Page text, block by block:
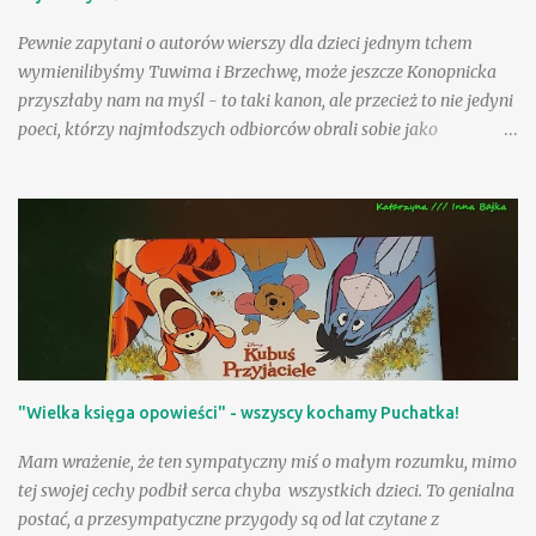
Pewnie zapytani o autorów wierszy dla dzieci jednym tchem
wymienilibyśmy Tuwima i Brzechwę, może jeszcze Konopnicka
przyszłaby nam na myśl - to taki kanon, ale przecież to nie jedyni
poeci, którzy najmłodszych odbiorców obrali sobie jako
Juliana Tuwima, po pozycjach zawierających teksty Wandy
Chotomskiej i Ludwika Jerzego Kerna, mamy teraz okazję
rozczytać się w wierszach i prozie Danuty Wawiłow. Zdarzyło się
nam już na tej stronie polecać wiersze poetki inspirowane
folklorem angielskim , pisałam także o sympatycznej lekturze
sennym marzeniom poświęconej ilustrowanej przez Jolę Richter-
Magnuszewską , zatem sięgnięcie po tom "Danuta Wawiłow
dzieciom" było jak spotkanie z dobrymi, bardzo lubianymi
(wyznam, że my właśnie do nich należymy), ale są pewnie tacy,
którzy lubią je, choć tego so...
"Wielka księga opowieści" - wszyscy kochamy Puchatka!
Mam wrażenie, że ten sympatyczny miś o małym rozumku, mimo
tej swojej cechy podbił serca chyba wszystkich dzieci. To genialna
postać, a przesympatyczne przygody są od lat czytane z